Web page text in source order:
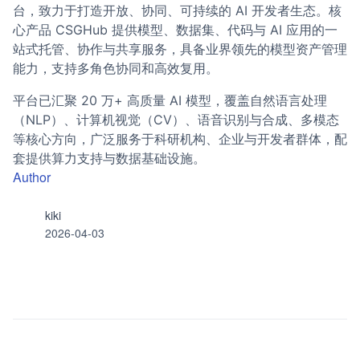
Author
kiki
2026-04-03
台，致力于打造开放、协同、可持续的 AI 开发者生态。核
心产品 CSGHub 提供模型、数据集、代码与 AI 应用的一
站式托管、协作与共享服务，具备业界领先的模型资产管理
能力，支持多角色协同和高效复用。
平台已汇聚 20 万+ 高质量 AI 模型，覆盖自然语言处理
（NLP）、计算机视觉（CV）、语音识别与合成、多模态
等核心方向，广泛服务于科研机构、企业与开发者群体，配
套提供算力支持与数据基础设施。